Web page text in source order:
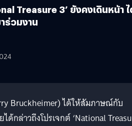
Treasure 3’ ยังคงเดินหน้า
ร่วมงาน
Bruckheimer) ได้ให้สัมภาษณ์กับ
ได้กล่าวถึงโปรเจกต์ ‘National